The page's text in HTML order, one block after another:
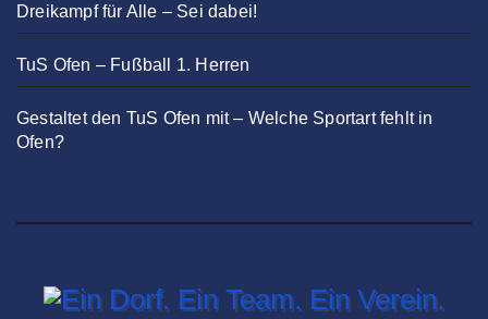
Dreikampf für Alle – Sei dabei!
TuS Ofen – Fußball 1. Herren
Gestaltet den TuS Ofen mit – Welche Sportart fehlt in
Ofen?